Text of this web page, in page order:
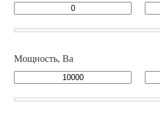
Мощность, Ва